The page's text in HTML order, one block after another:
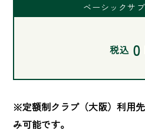
ベーシックサ
税込 0
※定額制クラブ（大阪）利用
み可能です。